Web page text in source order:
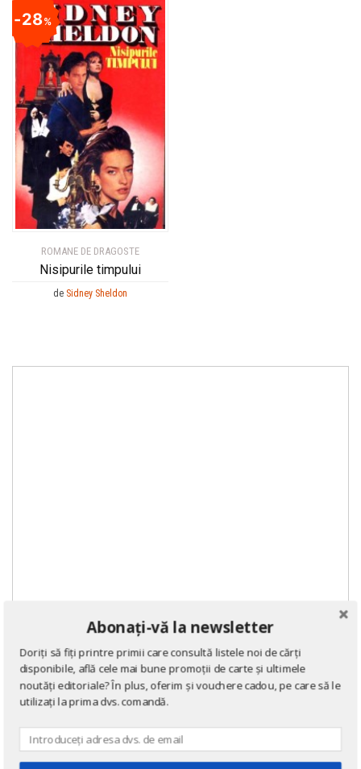
ROMANE DE DRAGOSTE
Nisipurile timpului
28%
de Sidney Sheldon
DOMENII
Abonați-vă la newsletter
Doriți să fiți printre primii care consultă listele noi de cărți
disponibile, află cele mai bune promoții de carte și ultimele
noutăți editoriale? În plus, oferim și vouchere cadou, pe care să le
utilizați la prima dvs. comandă.